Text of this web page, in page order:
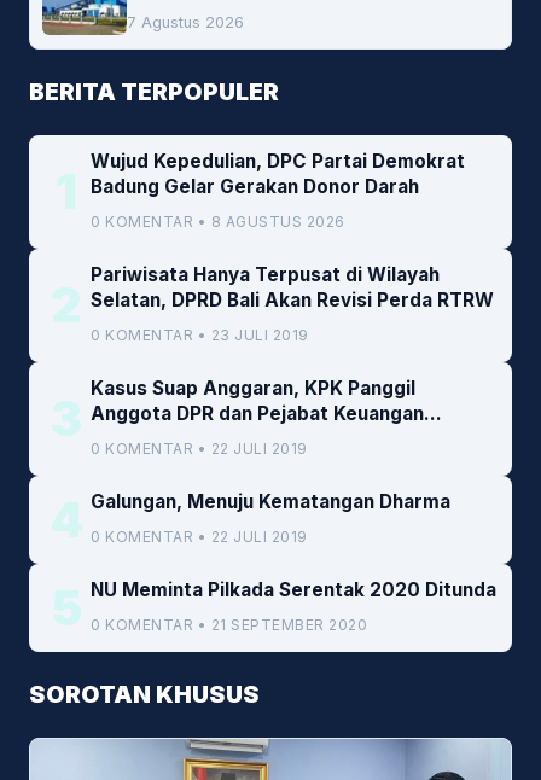
Peluang Investasi Woodchip untuk
Cofiring PLTU Bolok
7 Agustus 2026
BERITA TERPOPULER
1
Wujud Kepedulian, DPC Partai Demokrat
Badung Gelar Gerakan Donor Darah
0 KOMENTAR • 8 AGUSTUS 2026
2
Pariwisata Hanya Terpusat di Wilayah
Selatan, DPRD Bali Akan Revisi Perda RTRW
0 KOMENTAR • 23 JULI 2019
3
Kasus Suap Anggaran, KPK Panggil
Anggota DPR dan Pejabat Keuangan
Kemenkeu
0 KOMENTAR • 22 JULI 2019
4 Galungan, Menuju Kematangan Dharma
0 KOMENTAR • 22 JULI 2019
5 NU Meminta Pilkada Serentak 2020 Ditunda
0 KOMENTAR • 21 SEPTEMBER 2020
SOROTAN KHUSUS